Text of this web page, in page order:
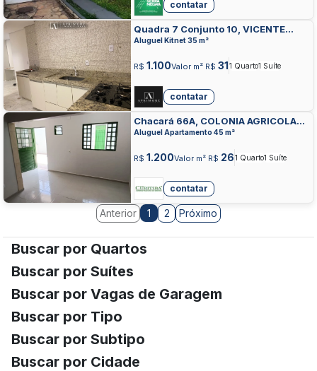
contatar
Quadra 7 Conjunto 10, VICENTE
PIRES, VICENTE PIRES
Aluguel Kitnet 35 m²
R$ 1.100Valor m² R$ 311 Quarto1 Suíte
contatar
Chacará 66A, COLONIA AGRICOLA
SAMAMBAIA, VICENTE PIRES
Aluguel Apartamento 45 m²
R$ 1.200Valor m² R$ 261 Quarto1 Suíte
contatar
Anterior 1 2 Próximo
Buscar por Quartos
Buscar por Suítes
Buscar por Vagas de Garagem
Buscar por Tipo
Buscar por Subtipo
Buscar por Cidade